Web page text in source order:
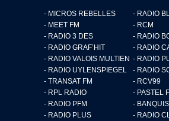
- MICROS REBELLES
- RADIO
- MEET FM
- RCM
- RADIO 3 DES
- RADIO
- RADIO GRAF’HIT
- RADIO
- RADIO VALOIS MULTIEN - RADIO
- RADIO UYLENSPIEGEL
- RADIO
- TRANSAT FM
- RCV99
- RPL RADIO
- PASTEL
- RADIO PFM
-
- RADIO PLUS
- RADIO